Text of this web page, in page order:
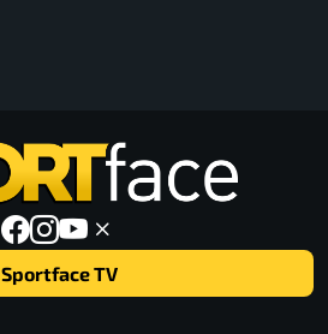
Sportface TV